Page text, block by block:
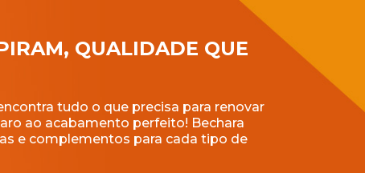
QUALIDADE QUE
tudo o que precisa para renovar
ao acabamento perfeito! Bechara
e complementos para cada tipo de